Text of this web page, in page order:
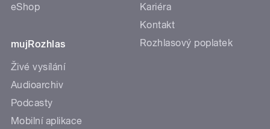
eShop
mujRozhlas
Živé vysílání
Audioarchiv
Podcasty
Mobilní aplikace
Kariéra
Kontakt
Rozhlasový poplatek